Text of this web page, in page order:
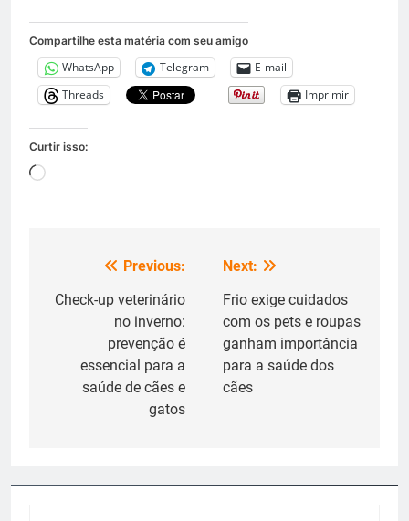
Compartilhe esta matéria com seu amigo
WhatsApp Telegram
E-mail
Threads
Imprimir
Curtir isso:
Carregando...
Navegação
de
Previous:
Check-up veterinário
no inverno:
prevenção é
essencial para a
saúde de cães e
gatos
Next:
Frio exige cuidados
com os pets e roupas
ganham importância
para a saúde dos
cães